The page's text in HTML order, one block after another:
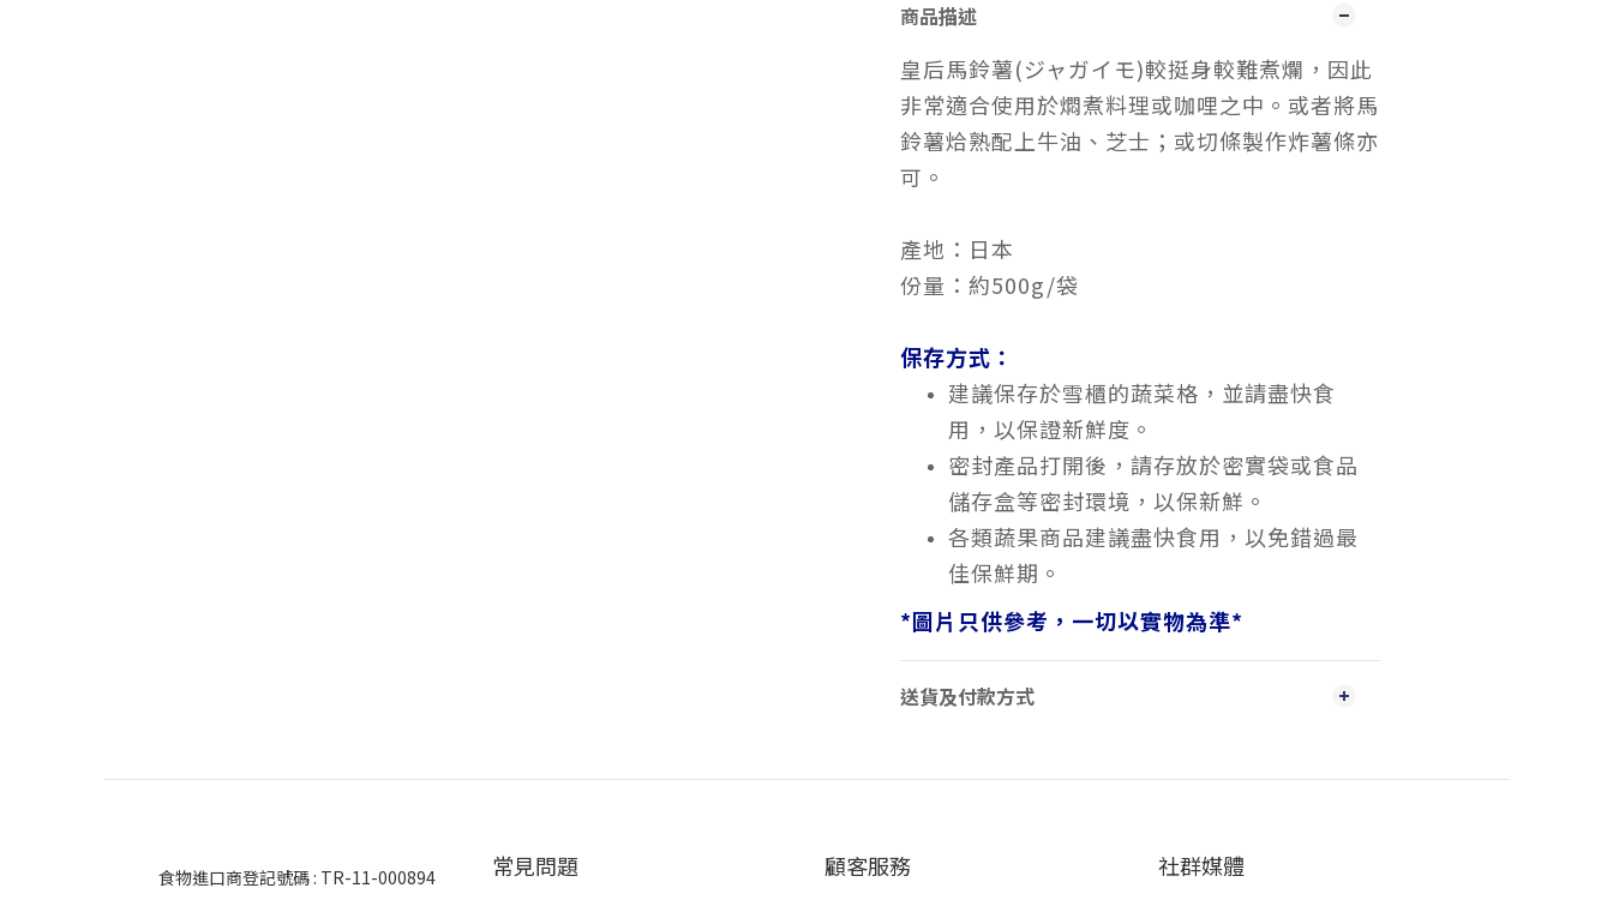
商品描述
皇后馬鈴薯(ジャガイモ)較挺身較難煮爛，因此
非常適合使用於燜煮料理或咖哩之中。 或者將馬
鈴薯烚熟配上牛油、芝士；或切條製作炸薯條亦
可。
產地：日本
份量：約500g/袋
保存方式：
建議保存於雪櫃的蔬菜格，並請盡快食
用，以保證新鮮度。
密封產品打開後，請存放於密實袋或食品
儲存盒等密封環境，以保新鮮。
各類蔬果商品建議盡快食用，以免錯過最
佳保鮮期。
*圖片只供參考，一切以實物為準*
送貨及付款方式
食物進口商登記號碼 : TR-11-000894 常見問題 顧客服務 社群媒體